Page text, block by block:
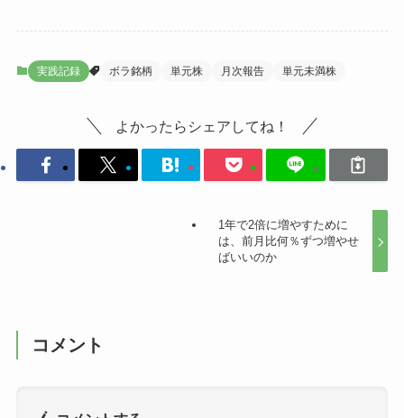
実践記録 ボラ銘柄 単元株 月次報告 単元未満株
よかったらシェアしてね！
1年で2倍に増やすために
は、前月比何％ずつ増やせ
ばいいのか
コメント